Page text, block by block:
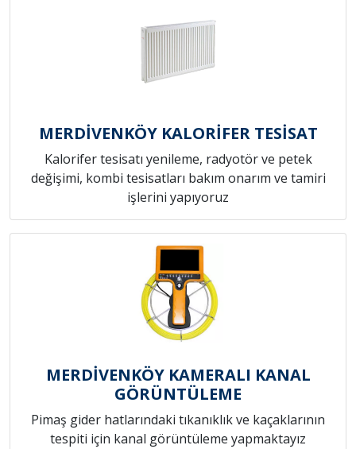
MERDİVENKÖY KALORİFER TESİSAT
Kalorifer tesisatı yenileme, radyotör ve petek
değişimi, kombi tesisatları bakım onarım ve tamiri
işlerini yapıyoruz
MERDİVENKÖY KAMERALI KANAL
GÖRÜNTÜLEME
Pimaş gider hatlarındaki tıkanıklık ve kaçaklarının
tespiti için kanal görüntüleme yapmaktayız